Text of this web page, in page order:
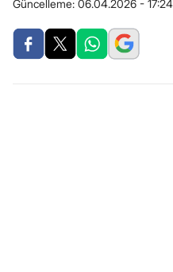
Güncelleme: 06.04.2026 - 17:24